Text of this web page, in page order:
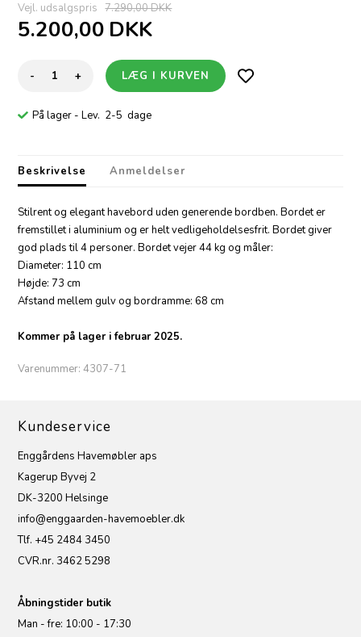
Vejl. udsalgspris 7.290,00 DKK
5.200,00 DKK
- +
På lager - Lev. 2-5 dage
Beskrivelse Anmeldelser
Stilrent og elegant havebord uden generende bordben. Bordet er
fremstillet i aluminium og er helt vedligeholdelsesfrit. Bordet giver
god plads til 4 personer. Bordet vejer 44 kg og måler:
Diameter: 110 cm
Højde: 73 cm
Afstand mellem gulv og bordramme: 68 cm
Kommer på lager i februar 2025.
Varenummer:4307-71
Kundeservice
Enggårdens Havemøbler aps
Kagerup Byvej 2
DK-3200 Helsinge
info@enggaarden-havemoebler.dk
Tlf. +45 2484 3450
CVR.nr. 3462 5298
Åbningstider butik
Man - fre: 10:00 - 17:30